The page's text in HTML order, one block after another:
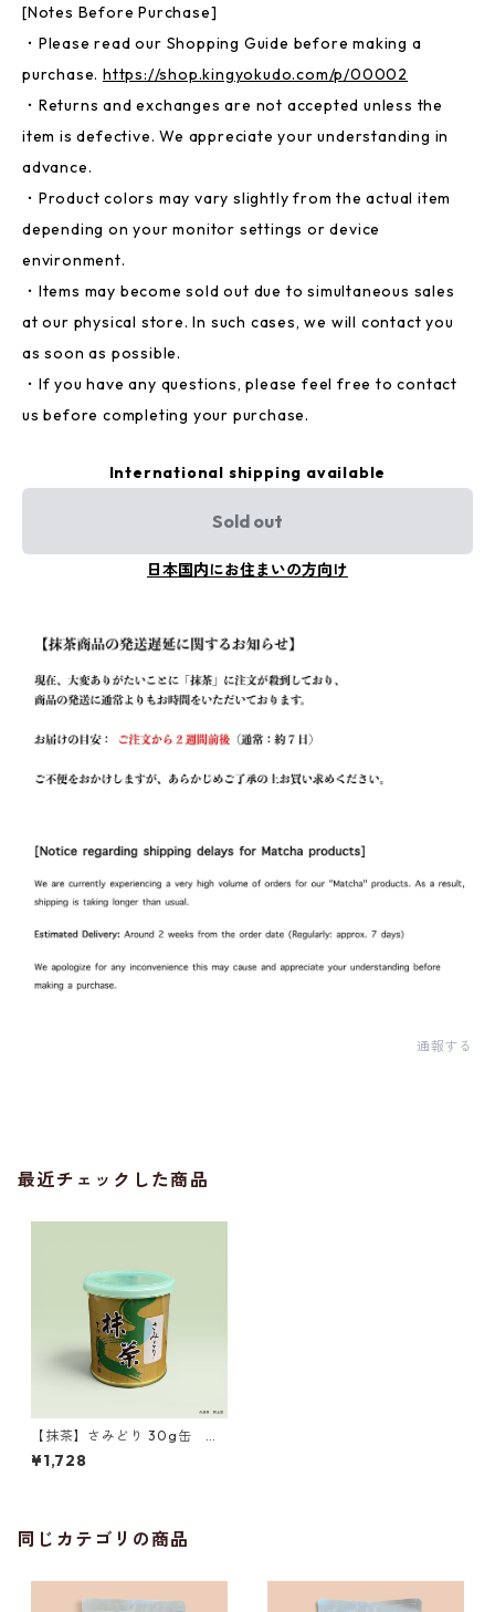
[Notes Before Purchase]
・Please read our Shopping Guide before making a
purchase.https://shop.kingyokudo.com/p/00002
・Returns and exchanges are not accepted unless the
item is defective. We appreciate your understanding in
advance.
・Product colors may vary slightly from the actual item
depending on your monitor settings or device
environment.
・Items may become sold out due to simultaneous sales
at our physical store. In such cases, we will contact you
as soon as possible.
・If you have any questions, please feel free to contact
us before completing your purchase.
International shipping available
Sold out
日本国内にお住まいの方向け
通報する
最近チェックした商品
【抹茶】さみどり 30g缶 山
政小山園製 ／Matcha Samido
ri 30g
¥1,728
同じカテゴリの商品